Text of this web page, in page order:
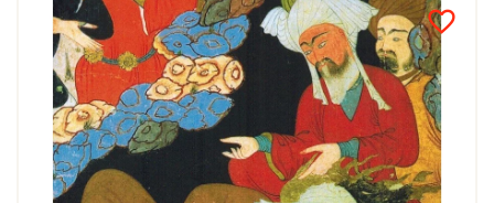
favorite_border